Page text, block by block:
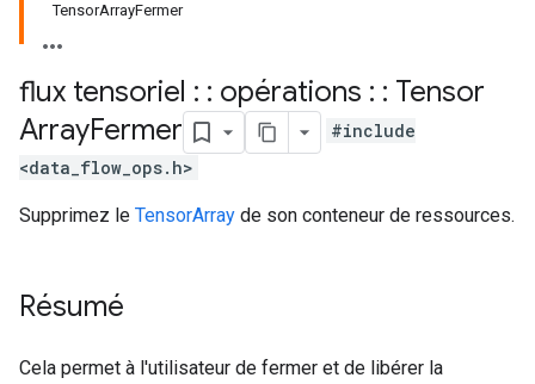
TensorArrayFermer
flux tensoriel : : opérations : : Tensor
ArrayFermer
#include
<data_flow_ops.h>
Supprimez le TensorArray de son conteneur de ressources.
Résumé
Cela permet à l'utilisateur de fermer et de libérer la